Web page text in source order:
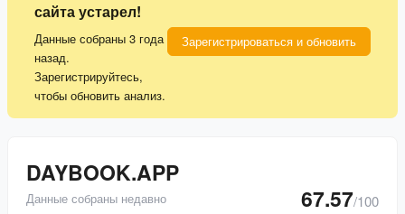
сайта устарел!
Данные собраны 3 года
назад.
Зарегистрируйтесь,
чтобы обновить анализ.
Зарегистрироваться и обновить
DAYBOOK.APP
Данные собраны недавно 67.57/100